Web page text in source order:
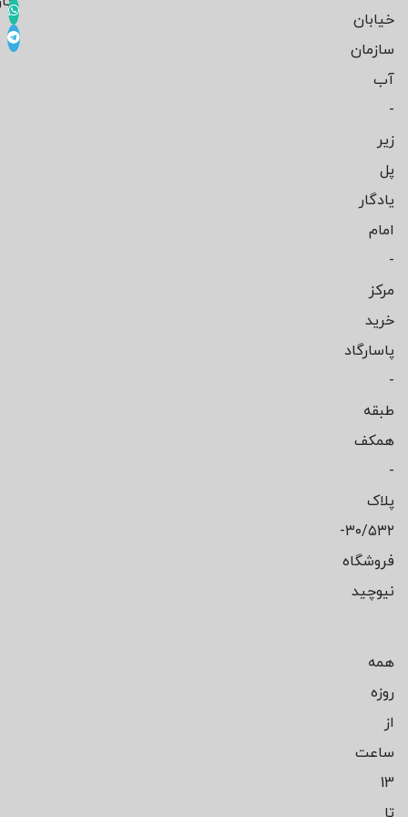
خیابان
سازمان
آب
-
زیر
پل
یادگار
امام
-
مرکز
خرید
پاسارگاد
-
طبقه
همکف
-
پلاک
۳۰/۵۳۲-
فروشگاه
نیوچید
همه
روزه
از
ساعت
13